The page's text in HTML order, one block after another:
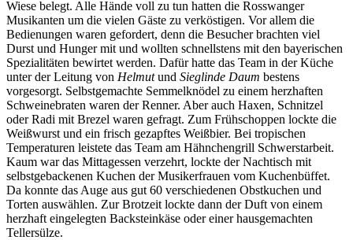
Wiese belegt. Alle Hände voll zu tun hatten die Rosswanger
Musikanten um die vielen Gäste zu verköstigen. Vor allem die
Bedienungen waren gefordert, denn die Besucher brachten viel
Durst und Hunger mit und wollten schnellstens mit den bayerischen
Spezialitäten bewirtet werden. Dafür hatte das Team in der Küche
unter der Leitung von Helmutund Sieglinde Daum bestens
vorgesorgt. Selbstgemachte Semmelknödel zu einem herzhaften
Schweinebraten waren der Renner. Aber auch Haxen, Schnitzel
oder Radi mit Brezel waren gefragt. Zum Frühschoppen lockte die
Weißwurst und ein frisch gezapftes Weißbier. Bei tropischen
Temperaturen leistete das Team am Hähnchengrill Schwerstarbeit.
Kaum war das Mittagessen verzehrt, lockte der Nachtisch mit
selbstgebackenen Kuchen der Musikerfrauen vom Kuchenbüffet.
Da konnte das Auge aus gut 60 verschiedenen Obstkuchen und
Torten auswählen. Zur Brotzeit lockte dann der Duft von einem
herzhaft eingelegten Backsteinkäse oder einer hausgemachten
Tellersülze.